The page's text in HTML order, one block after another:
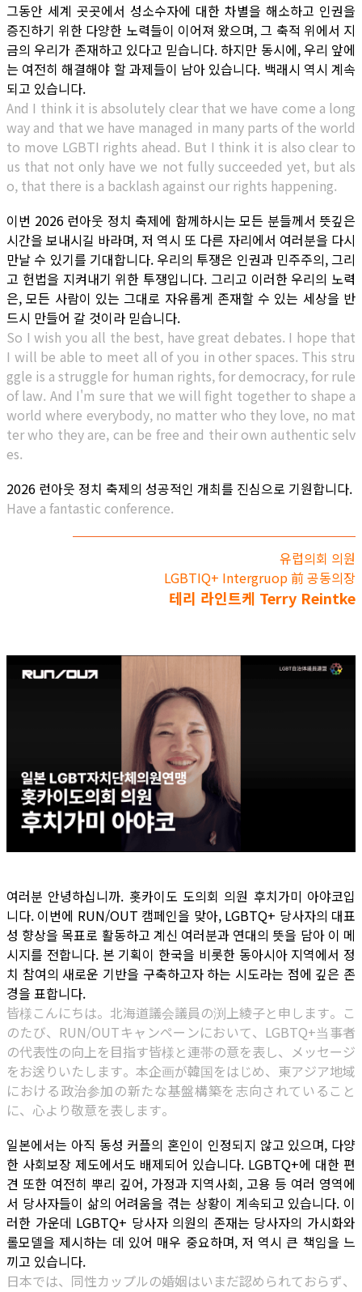
그동안 세계 곳곳에서 성소수자에 대한 차별을 해소하고 인권을
증진하기 위한 다양한 노력들이 이어져 왔으며, 그 축적 위에서 지
금의 우리가 존재하고 있다고 믿습니다. 하지만 동시에, 우리 앞에
는 여전히 해결해야 할 과제들이 남아 있습니다. 백래시 역시 계속
되고 있습니다.
And I think it is absolutely clear that we have come a long
way and that we have managed in many parts of the world
to move LGBTI rights ahead. But I think it is also clear to
us that not only have we not fully succeeded yet, but als
o, that there is a backlash against our rights happening.
이번 2026 런아웃 정치 축제에 함께하시는 모든 분들께서 뜻깊은
시간을 보내시길 바라며, 저 역시 또 다른 자리에서 여러분을 다시
만날 수 있기를 기대합니다. 우리의 투쟁은 인권과 민주주의, 그리
고 헌법을 지켜내기 위한 투쟁입니다. 그리고 이러한 우리의 노력
은, 모든 사람이 있는 그대로 자유롭게 존재할 수 있는 세상을 반
드시 만들어 갈 것이라 믿습니다.
So I wish you all the best, have great debates. I hope that
I will be able to meet all of you in other spaces. This stru
ggle is a struggle for human rights, for democracy, for rule
of law. And I'm sure that we will fight together to shape a
world where everybody, no matter who they love, no mat
ter who they are, can be free and their own authentic selv
es.
2026 런아웃 정치 축제의 성공적인 개최를 진심으로 기원합니다.
Have a fantastic conference.
유럽의회 의원
LGBTIQ+ Intergruop 前 공동의장
테리 라인트케 Terry Reintke
여러분 안녕하십니까. 홋카이도 도의회 의원 후치가미 아야코입
니다. 이번에 RUN/OUT 캠페인을 맞아, LGBTQ+ 당사자의 대표
성 향상을 목표로 활동하고 계신 여러분과 연대의 뜻을 담아 이 메
시지를 전합니다. 본 기획이 한국을 비롯한 동아시아 지역에서 정
치 참여의 새로운 기반을 구축하고자 하는 시도라는 점에 깊은 존
경을 표합니다.
皆様こんにちは。北海道議会議員の渕上綾子と申します。こ
のたび、RUN/OUTキャンペーンにおいて、LGBTQ+当事者
の代表性の向上を目指す皆様と連帯の意を表し、メッセージ
をお送りいたします。本企画が韓国をはじめ、東アジア地域
における政治参加の新たな基盤構築を志向されていること
に、心より敬意を表します。
일본에서는 아직 동성 커플의 혼인이 인정되지 않고 있으며, 다양
한 사회보장 제도에서도 배제되어 있습니다. LGBTQ+에 대한 편
견 또한 여전히 뿌리 깊어, 가정과 지역사회, 고용 등 여러 영역에
서 당사자들이 삶의 어려움을 겪는 상황이 계속되고 있습니다. 이
러한 가운데 LGBTQ+ 당사자 의원의 존재는 당사자의 가시화와
롤모델을 제시하는 데 있어 매우 중요하며, 저 역시 큰 책임을 느
끼고 있습니다.
日本では、同性カップルの婚姻はいまだ認められておらず、